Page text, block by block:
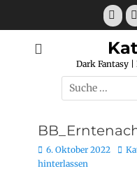
Dark Fantasy
6. Oktober 2022
hinterlassen